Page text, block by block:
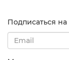
Подписаться на